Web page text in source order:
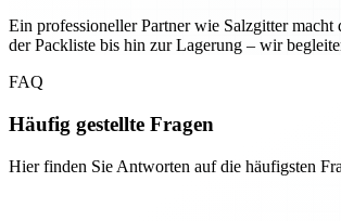
Ein professioneller Partner wie Salzgitter
der Packliste bis hin zur Lagerung – wir
FAQ
Häufig gestellte Fragen
Hier finden Sie Antworten auf die häufigsten